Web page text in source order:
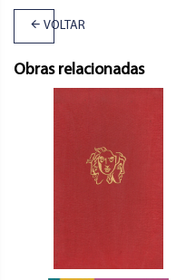
VOLTAR
Obras relacionadas